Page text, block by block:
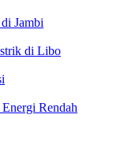
Jambi
di Libo
Rendah